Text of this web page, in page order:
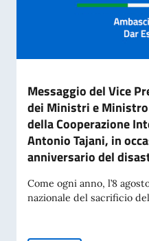
Messaggio del Vice
dei Ministri e
della Cooperazione
Antonio Tajani, in
anniversario del
Come ogni anno, l’8
nazionale del sacrificio